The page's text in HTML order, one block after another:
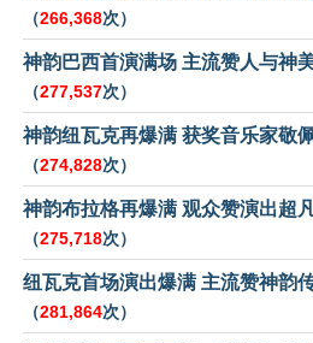
（266,368次）
神韵巴西首演满场 主流赞人与神
（277,537次）
神韵纽瓦克再爆满 获奖音乐家敬
（274,828次）
神韵布拉格再爆满 观众赞演出超
（275,718次）
纽瓦克首场演出爆满 主流赞神韵
（281,864次）